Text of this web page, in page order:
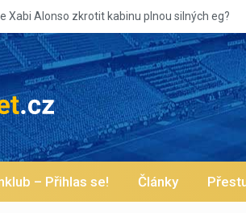
zkrotit kabinu plnou silných eg?
– Přihlas se! Články